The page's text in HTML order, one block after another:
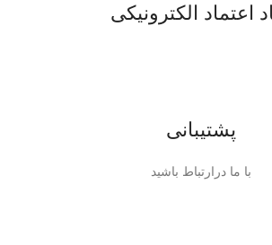
اعتماد الکترونیکی
پشتیبانی
با ما درارتباط باشید